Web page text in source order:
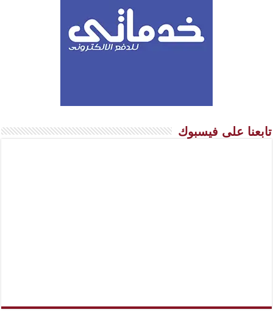
تابعنا على فيسبوك